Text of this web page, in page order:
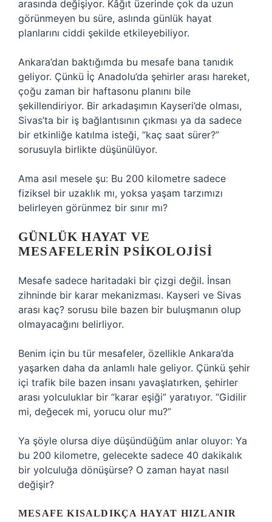
arasında değişiyor. Kâğıt üzerinde çok da uzun
görünmeyen bu süre, aslında günlük hayat
planlarını ciddi şekilde etkileyebiliyor.
Ankara’dan baktığımda bu mesafe bana tanıdık
geliyor. Çünkü İç Anadolu’da şehirler arası hareket,
çoğu zaman bir haftasonu planını bile
şekillendiriyor. Bir arkadaşımın Kayseri’de olması,
Sivas’ta bir iş bağlantısının çıkması ya da sadece
bir etkinliğe katılma isteği, “kaç saat sürer?”
sorusuyla birlikte düşünülüyor.
Ama asıl mesele şu: Bu 200 kilometre sadece
fiziksel bir uzaklık mı, yoksa yaşam tarzımızı
belirleyen görünmez bir sınır mı?
GÜNLÜK HAYAT VE
MESAFELERIN PSIKOLOJISI
Mesafe sadece haritadaki bir çizgi değil. İnsan
zihninde bir karar mekanizması. Kayseri ve Sivas
arası kaç? sorusu bile bazen bir buluşmanın olup
olmayacağını belirliyor.
Benim için bu tür mesafeler, özellikle Ankara’da
yaşarken daha da anlamlı hale geliyor. Çünkü şehir
içi trafik bile bazen insanı yavaşlatırken, şehirler
arası yolculuklar bir “karar eşiği” yaratıyor. “Gidilir
mi, değecek mi, yorucu olur mu?”
Ya şöyle olursa diye düşündüğüm anlar oluyor: Ya
bu 200 kilometre, gelecekte sadece 40 dakikalık
bir yolculuğa dönüşürse? O zaman hayat nasıl
değişir?
MESAFE KISALDIKÇA HAYAT HIZLANIR